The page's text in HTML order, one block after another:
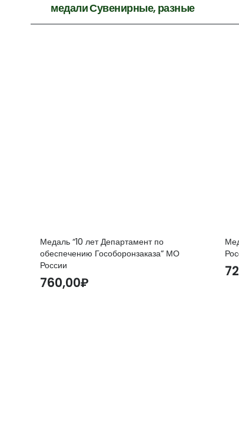
медали Сувенирные, разные
Медаль “10 лет Департамент по
обеспечению Гособоронзаказа” МО
России
760,00₽